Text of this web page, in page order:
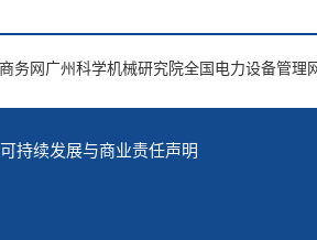
务网广州科学机械研究院全国电力设备管理
可持续发展与商业责任声明